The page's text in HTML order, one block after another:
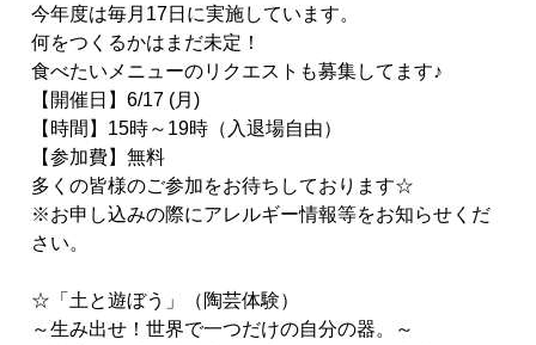
今年度は毎月17日に実施しています。
何をつくるかはまだ未定！
食べたいメニューのリクエストも募集してます♪
【開催日】6/17 (月)
【時間】15時～19時（入退場自由）
【参加費】無料
多くの皆様のご参加をお待ちしております☆
※お申し込みの際にアレルギー情報等をお知らせくだ
さい。
☆「土と遊ぼう」（陶芸体験）
～生み出せ！世界で一つだけの自分の器。～